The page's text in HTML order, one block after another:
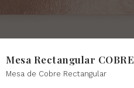
Mesa Rectangular COBRE
Mesa de Cobre Rectangular